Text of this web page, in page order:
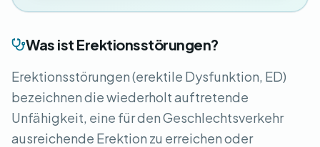
Was ist Erektionsstörungen?
Erektionsstörungen (erektile Dysfunktion, ED)
bezeichnen die wiederholt auftretende
Unfähigkeit, eine für den Geschlechtsverkehr
ausreichende Erektion zu erreichen oder